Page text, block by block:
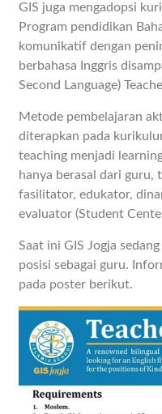
GIS juga mengadopsi
Program pendidikan
komunikatif dengan
berbahasa Inggris
Second Language)
Metode pembelajaran
diterapkan pada
teaching menjadi
hanya berasal dari guru,
fasilitator, edukator,
evaluator (Student
Saat ini GIS Jogja
posisi sebagai guru.
pada poster berikut.